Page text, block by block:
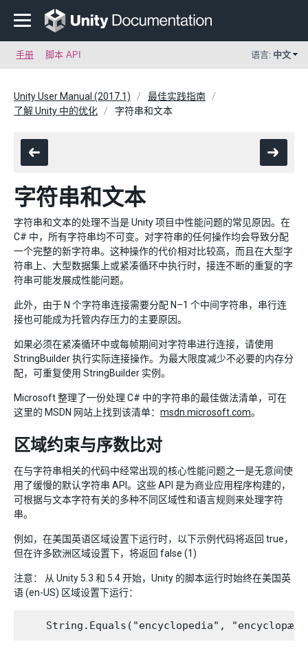
手册 脚本 API 语言: 中文
Unity User Manual (2017.1)
最佳实践指南
了解 Unity 中的优化
字符串和文本
字符串和文本
字符串和文本的处理不当是 Unity 项目中性能问题的常见原因。在
C# 中，所有字符串均不可变。对字符串的任何操作均会导致分配
一个完整的新字符串。这种操作的代价相对比较高，而且在大型字
符串上、大型数据集上或紧凑循环中执行时，接连不断的重复的字
符串可能发展成性能问题。
此外，由于 N 个字符串连接需要分配 N–1 个中间字符串，串行连
接也可能成为托管内存压力的主要原因。
如果必须在紧凑循环中或每帧期间对字符串进行连接，请使用
StringBuilder 执行实际连接操作。为最大限度减少不必要的内存分
配，可重复使用 StringBuilder 实例。
Microsoft 整理了一份处理 C# 中的字符串的最佳做法清单，可在
这里的 MSDN 网站上找到该清单： msdn.microsoft.com。
区域约束与序数比对
在与字符串相关的代码中经常出现的核心性能问题之一是无意间使
用了缓慢的默认字符串 API。这些 API 是为商业应用程序构建的，
可根据与文本字符有关的多种不同区域性和语言规则来处理字符
串。
例如，在美国英语区域设置下运行时，以下示例代码将返回 true，
但在许多欧洲区域设置下，将返回 false (1)
注意： 从 Unity 5.3 和 5.4 开始，Unity 的脚本运行时始终在美国英
语 (en-US) 区域设置下运行：